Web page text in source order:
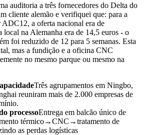
auditoria a três fornecedores do Delta do
cliente alemão e verifiquei que: para a
ADC12, a oferta nacional era de
local na Alemanha era de 14,5 euros - o
foi reduzido de 12 para 5 semanas. Esta
mas a fundição e a oficina CNC
no mesmo parque ou mesmo na
Três agrupamentos em Ningbo,
reuniram mais de 2.000 empresas de
processoEntrega em balcão único de
térmico→CNC→tratamento de
as perdas logísticas